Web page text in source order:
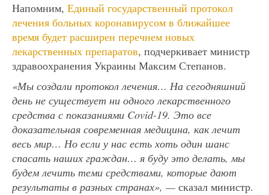
Напомним, Единый государственный протокол
лечения больных коронавирусом в ближайшее
время будет расширен перечнем новых
лекарственных препаратов, подчеркивает министр
здравоохранения Украины Максим Степанов.
«Мы создали протокол лечения… На сегодняшний
день не существует ни одного лекарственного
средства с показаниями Covid-19. Это все
доказательная современная медицина, как лечит
весь мир… Но если у нас есть хоть один шанс
спасать наших граждан… я буду это делать, мы
будем лечить теми средствами, которые дают
результаты в разных странах», — сказал министр.